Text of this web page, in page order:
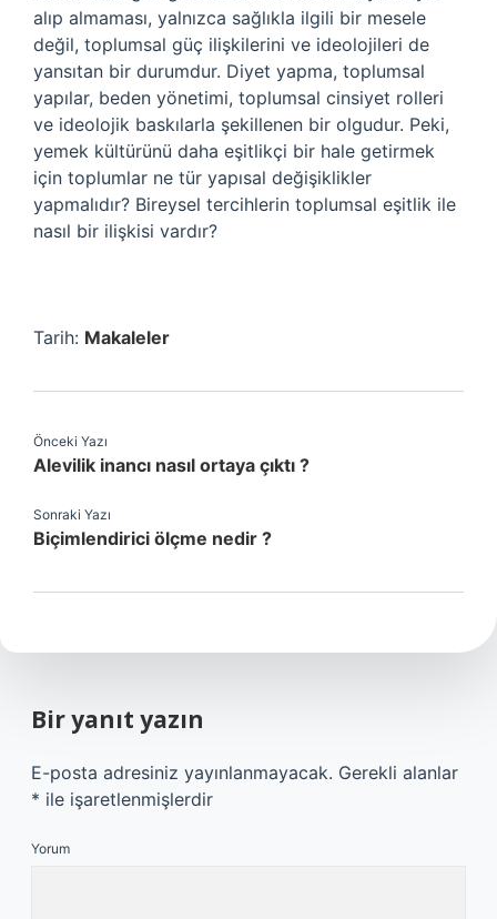
alıp almaması, yalnızca sağlıkla ilgili bir mesele
değil, toplumsal güç ilişkilerini ve ideolojileri de
yansıtan bir durumdur. Diyet yapma, toplumsal
yapılar, beden yönetimi, toplumsal cinsiyet rolleri
ve ideolojik baskılarla şekillenen bir olgudur. Peki,
yemek kültürünü daha eşitlikçi bir hale getirmek
için toplumlar ne tür yapısal değişiklikler
yapmalıdır? Bireysel tercihlerin toplumsal eşitlik ile
nasıl bir ilişkisi vardır?
Tarih: Makaleler
Önceki Yazı
Alevilik inancı nasıl ortaya çıktı ?
Sonraki Yazı
Biçimlendirici ölçme nedir ?
Bir yanıt yazın
E-posta adresiniz yayınlanmayacak. Gerekli alanlar
* ile işaretlenmişlerdir
Yorum